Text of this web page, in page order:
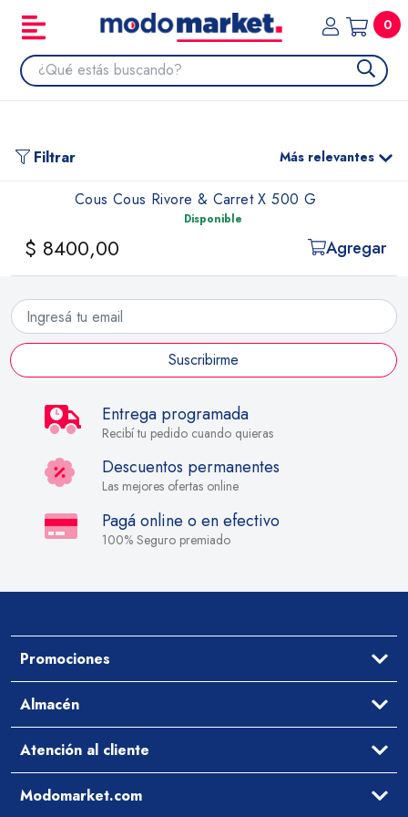
0
Filtrar Más relevantes
Cous Cous Rivore & Carret X 500 G
Disponible
$ 8400,00 Agregar
Suscribirme
Entrega programada
Recibí tu pedido cuando quieras
Descuentos permanentes
Las mejores ofertas online
Pagá online o en efectivo
100% Seguro premiado
Promociones
Almacén
Arroz y Legumbres
Pastas Secas y Salsas
Atención al cliente
Cómo comprar
Modomarket.com